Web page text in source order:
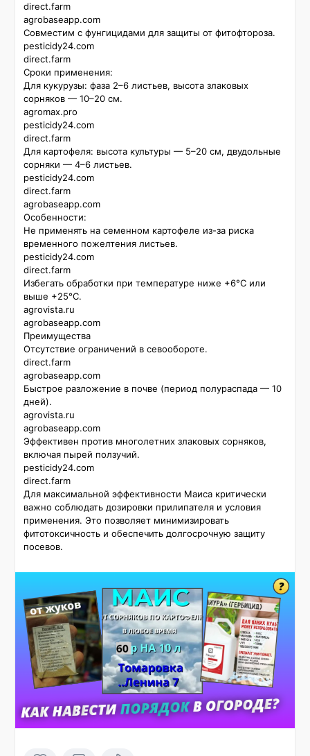
direct.farm
agrobaseapp.com
Совместим с фунгицидами для защиты от фитофтороза.
pesticidy24.com
direct.farm
Сроки применения:
Для кукурузы: фаза 2–6 листьев, высота злаковых
сорняков — 10–20 см.
agromax.pro
pesticidy24.com
direct.farm
Для картофеля: высота культуры — 5–20 см, двудольные
сорняки — 4–6 листьев.
pesticidy24.com
direct.farm
agrobaseapp.com
Особенности:
Не применять на семенном картофеле из-за риска
временного пожелтения листьев.
pesticidy24.com
direct.farm
Избегать обработки при температуре ниже +6°C или
выше +25°C.
agrovista.ru
agrobaseapp.com
Преимущества
Отсутствие ограничений в севообороте.
direct.farm
agrobaseapp.com
Быстрое разложение в почве (период полураспада — 10
дней).
agrovista.ru
agrobaseapp.com
Эффективен против многолетних злаковых сорняков,
включая пырей ползучий.
pesticidy24.com
direct.farm
Для максимальной эффективности Маиса критически
важно соблюдать дозировки прилипателя и условия
применения. Это позволяет минимизировать
фитотоксичность и обеспечить долгосрочную защиту
посевов.